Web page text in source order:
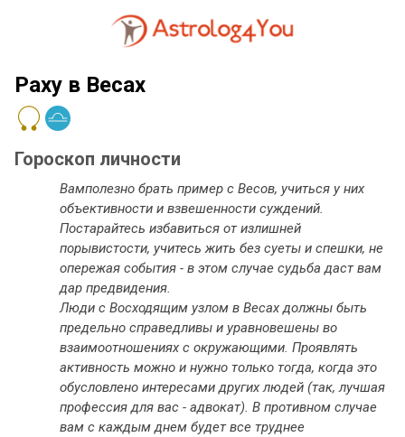
Раху в Весах
Гороскоп личности
Вамполезно брать пример с Весов, учиться у них
объективности и взвешенности суждений.
Постарайтесь избавиться от излишней
порывистости, учитесь жить без суеты и спешки, не
опережая события - в этом случае судьба даст вам
дар предвидения.
Люди с Восходящим узлом в Весах должны быть
предельно справедливы и уравновешены во
взаимоотношениях с окружающими. Проявлять
активность можно и нужно только тогда, когда это
обусловлено интересами других людей (так, лучшая
профессия для вас - адвокат). В противном случае
вам с каждым днем будет все труднее